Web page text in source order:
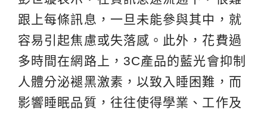
跟上每條訊息，一旦未能參與其中，就
容易引起焦慮或失落感。此外，花費過
多時間在網路上，3C產品的藍光會抑制
人體分泌褪黑激素，以致入睡困難，而
影響睡眠品質，往往使得學業、工作及